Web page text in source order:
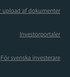
upload af dokumenter
Investorportaler
För svenska investerare